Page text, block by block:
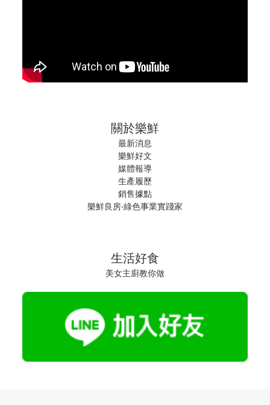
關於樂鮮
最新消息
樂鮮好文
媒體報導
生產履歷
銷售據點
樂鮮良房‧綠色事業實踐家
生活好食
美女主廚教你做